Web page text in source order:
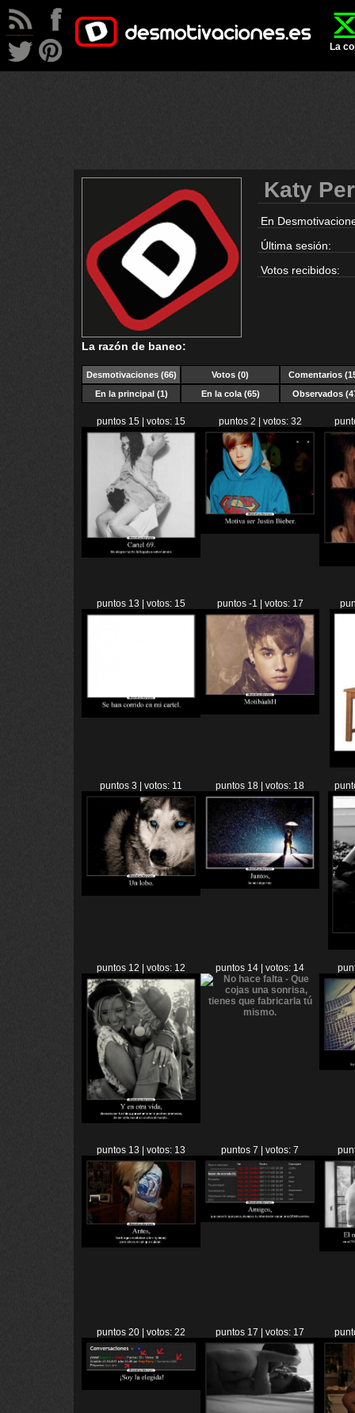
La
Katy
En
Última sesión:
Votos recibidos:
La razón de baneo:
Desmotivaciones(66) Votos (0)
Comentarios
En la principal (1)
En la cola (65) Observados
puntos 15 | votos: 15 puntos 2 | votos: 32
puntos 13 | votos: 15 puntos -1 | votos: 17
puntos 3 | votos: 11 puntos 18 | votos: 18
puntos 12 | votos: 12 puntos 14 | votos: 14
puntos 13 | votos: 13 puntos 7 | votos: 7
puntos 20 | votos: 22 puntos 17 | votos: 17